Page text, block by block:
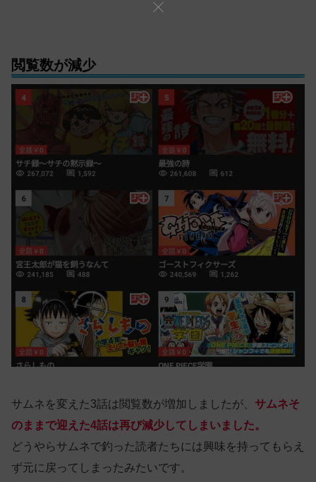
閲覧数が減少
サムネを変えた3話は閲覧数が増加しましたが、 サムネそ
のままで迎えた4話は再び減少してしまいました。
どうやらサムネで釣った読者たちには興味を持ってもらえ
ず元に戻ってしまったみたいです。